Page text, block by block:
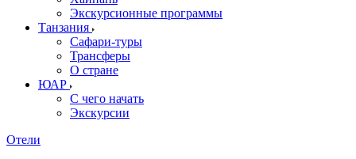
Экскурсионные программы
Танзания
Сафари-туры
Трансферы
О стране
ЮАР
С чего начать
Экскурсии
Отели